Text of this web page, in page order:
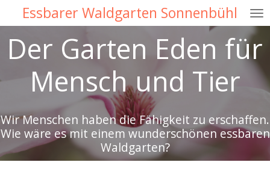
Zum
Hauptinhalt
springen
Essbarer Waldgarten Sonnenbühl
Der Garten Eden für
Mensch und Tier
Wir Menschen haben die Fähigkeit zu erschaffen.
Wie wäre es mit einem wunderschönen essbaren
Waldgarten?